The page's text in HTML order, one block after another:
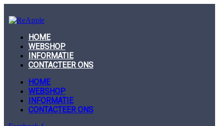
to
content
HOME
WEBSHOP
INFORMATIE
CONTACTEER ONS
HOME
WEBSHOP
INFORMATIE
CONTACTEER ONS